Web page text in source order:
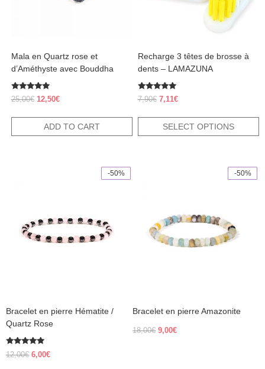
Mala en Quartz rose et
d’Améthyste avec Bouddha
Rated
5.00
25,00€ Original
25,00€.
12,50€Current
12,50€.
ADD TO CART
Recharge 3 têtes de brosse à
dents – LAMAZUNA
Rated
5.00
7,90€ Original
7,90€.
7,11€Current
7,11€.
SELECT OPTIONS
page
-50%
Bracelet en pierre Hématite /
Quartz Rose
Rated
5.00
12,00€ Original
6,00€Current
-50%
Bracelet en pierre Amazonite
18,00€ Original
9,00€Current